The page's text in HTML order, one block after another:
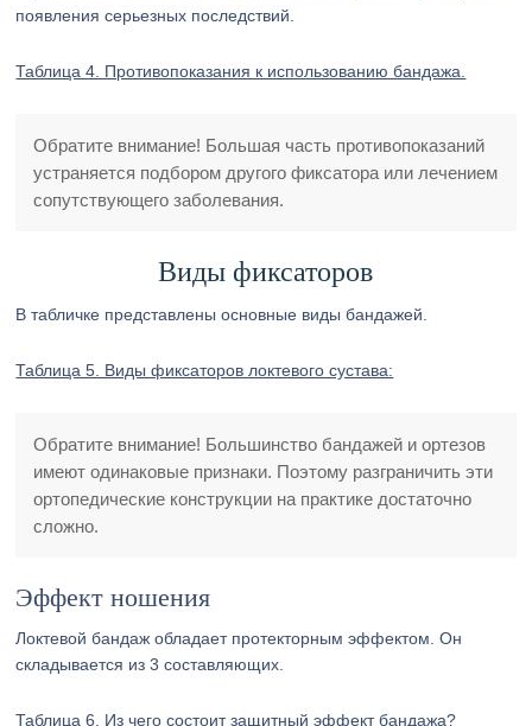
появления серьезных последствий.
Таблица 4. Противопоказания к использованию бандажа.
Обратите внимание! Большая часть противопоказаний
устраняется подбором другого фиксатора или лечением
сопутствующего заболевания.
Виды фиксаторов
В табличке представлены основные виды бандажей.
Таблица 5. Виды фиксаторов локтевого сустава:
Обратите внимание! Большинство бандажей и ортезов
имеют одинаковые признаки. Поэтому разграничить эти
ортопедические конструкции на практике достаточно
сложно.
Эффект ношения
Локтевой бандаж обладает протекторным эффектом. Он
складывается из 3 составляющих.
Таблица 6. Из чего состоит защитный эффект бандажа?